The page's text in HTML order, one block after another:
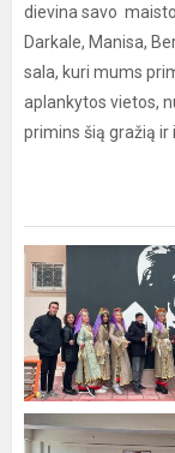
dievina savo
Darkale, Manisa,
sala, kuri mums
aplankytos vietos,
primins šią gražią ir